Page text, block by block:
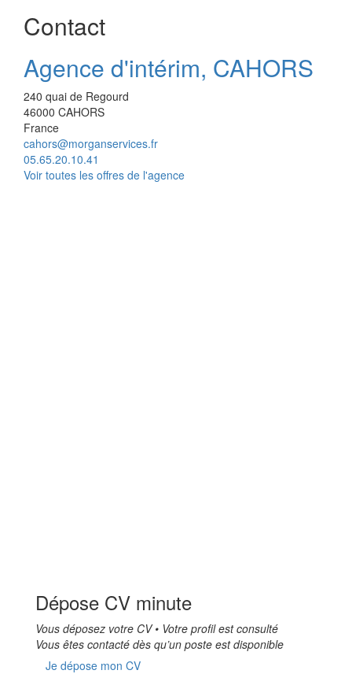
Contact
Agence d'intérim, CAHORS
240 quai de Regourd
46000 CAHORS
France
cahors@morganservices.fr
05.65.20.10.41
Voir toutes les offres de l'agence
Dépose CV minute
Vous déposez votre CV • Votre profil est consulté
Vous êtes contacté dès qu’un poste est disponible
Je dépose mon CV